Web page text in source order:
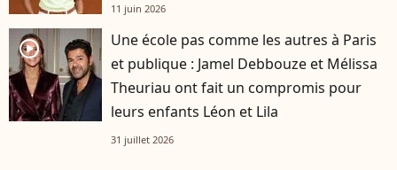
11 juin 2026
player2
Une école pas comme les autres à Paris
et publique : Jamel Debbouze et Mélissa
Theuriau ont fait un compromis pour
leurs enfants Léon et Lila
31 juillet 2026